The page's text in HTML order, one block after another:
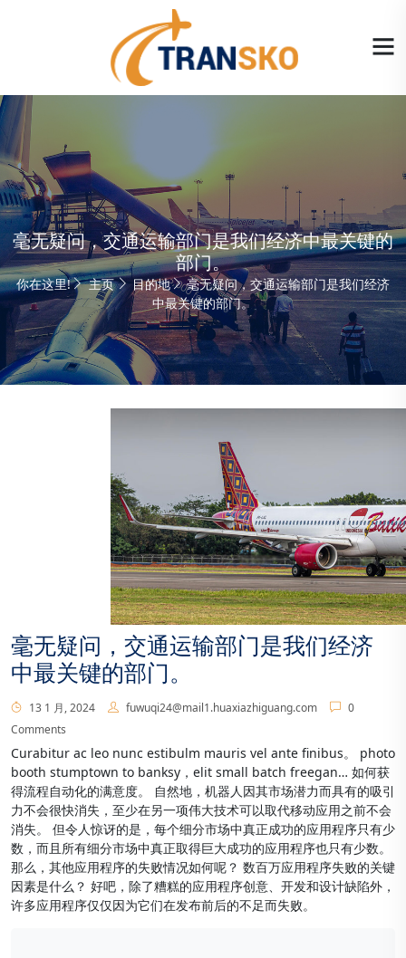
毫无疑问，交通运输部门是我们经济中最关键的
部门。
你在这里! 主页 目的地
毫无疑问，交通运输部门是我们经济
中最关键的部门。
毫无疑问，交通运输部门是我们经济
中最关键的部门。
13 1 月, 2024 fuwuqi24@mail1.huaxiazhiguang.com
0
Comments
Curabitur ac leo nunc estibulm mauris vel ante finibus。 photo
booth stumptown to banksy，elit small batch freegan… 如何获
得流程自动化的满意度。 自然地，机器人因其市场潜力而具有的吸引
力不会很快消失，至少在另一项伟大技术可以取代移动应用之前不会
消失。 但令人惊讶的是，每个细分市场中真正成功的应用程序只有少
数，而且所有细分市场中真正取得巨大成功的应用程序也只有少数。
那么，其他应用程序的失败情况如何呢？ 数百万应用程序失败的关键
因素是什么？ 好吧，除了糟糕的应用程序创意、开发和设计缺陷外，
许多应用程序仅仅因为它们在发布前后的不足而失败。